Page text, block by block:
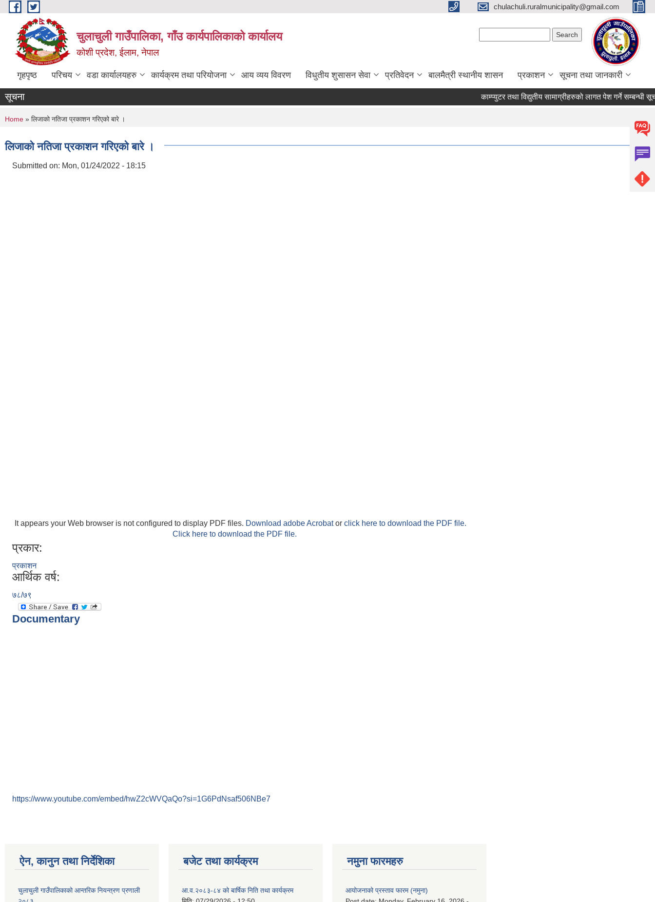
Skip to main content chulachuli.ruralmunicipality@gmail.com
चुलाचुली गाउँपालिका, गाँउ कार्यपालिकाको कार्यालय
कोशी प्रदेश, ईलाम, नेपाल
गृहपृष्ठ परिचय वडा कार्यालयहरु कार्यक्रम तथा परियोजना आय व्यय विवरण विधुतीय शुसासन सेवा प्रतिवेदन बालमैत्री स्थानीय शासन प्रकाशन सूचना तथा जानकारी
सूचना काम्प्युटर तथा विद्युतीय सामाग्रीहरुको लागत पेश गर्ने सम्बन्धी सूचना।
You are here
Home » लिजाको नतिजा प्रकाशन गरिएको बारे ।
लिजाको नतिजा प्रकाशन गरिएको बारे ।
Submitted on: Mon, 01/24/2022 - 18:15
It appears your Web browser is not configured to display PDF files. Download adobe Acrobator click here to download the PDF file.
Click here to download the PDF file.
प्रकार:
प्रकाशन
आर्थिक वर्ष:
७८/७९
Documentary
https://www.youtube.com/embed/hwZ2cWVQaQo?si=1G6PdNsaf506NBe7
ऐन, कानुन तथा निर्देशिका
चुलाचुली गाउँपालिकाको आन्तरिक नियन्त्रण प्रणाली
बजेट तथा कार्यक्रम
आ.व.२०८३-८४ को बार्षिक निति तथा कार्यक्रम
नमुना फारमहरु
आयोजनाको प्रस्ताव फारम (नमुना)